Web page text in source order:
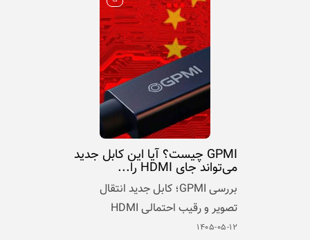
GPMI چیست؟ آیا این کابل جدید
می‌تواند جای HDMI را...
بررسی GPMI؛ کابل جدید انتقال
تصویر و رقیب احتمالی HDMI
۱۴۰۵-۰۵-۱۲